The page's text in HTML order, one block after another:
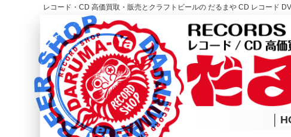
レコード・CD 高価買取・販売とクラフトビールの だるまや CD レコード
レコード高価買取はこちら
HOME